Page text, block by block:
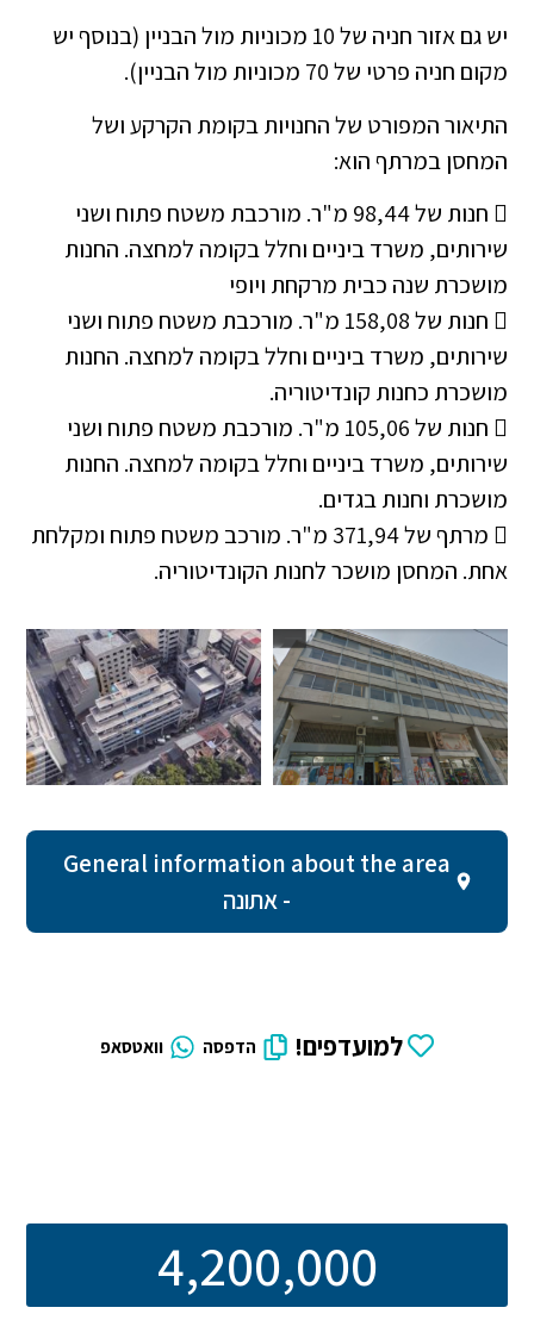
יש גם אזור חניה של 10 מכוניות מול הבניין (בנוסף יש
מקום חניה פרטי של 70 מכוניות מול הבניין).
התיאור המפורט של החנויות בקומת הקרקע ושל
המחסן במרתף הוא:
 חנות של 98,44 מ"ר. מורכבת משטח פתוח ושני
שירותים, משרד ביניים וחלל בקומה למחצה. החנות
מושכרת שנה כבית מרקחת ויופי
 חנות של 158,08 מ"ר. מורכבת משטח פתוח ושני
שירותים, משרד ביניים וחלל בקומה למחצה. החנות
מושכרת כחנות קונדיטוריה.
 חנות של 105,06 מ"ר. מורכבת משטח פתוח ושני
שירותים, משרד ביניים וחלל בקומה למחצה. החנות
מושכרת וחנות בגדים.
 מרתף של 371,94 מ"ר. מורכב משטח פתוח ומקלחת
אחת. המחסן מושכר לחנות הקונדיטוריה.
General information about the area
- אתונה
למועדפים! הדפסה וואטסאפ
4,200,000